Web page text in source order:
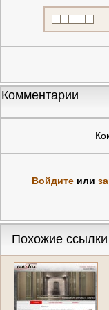
Комментарии
Войдитеили
Похожие ссылки